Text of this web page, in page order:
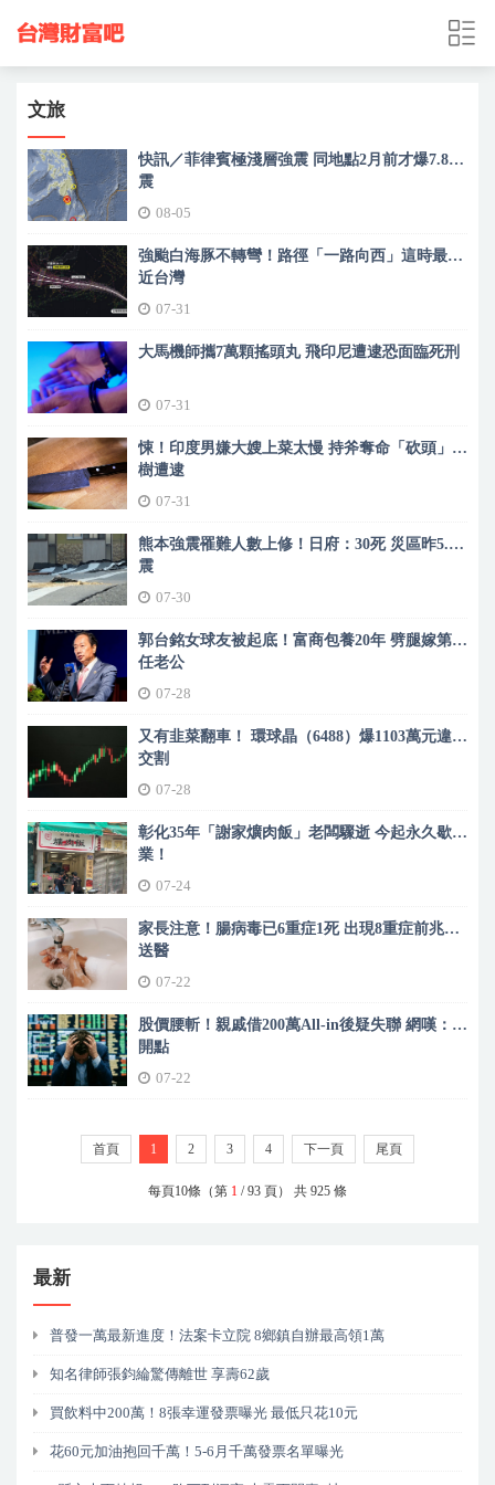
文旅
快訊／菲律賓極淺層強震 同地點2月前才爆7.8地
震
08-05
強颱白海豚不轉彎！路徑「一路向西」這時最靠
近台灣
07-31
大馬機師攜7萬顆搖頭丸 飛印尼遭逮恐面臨死刑
07-31
悚！印度男嫌大嫂上菜太慢 持斧奪命「砍頭」掛
樹遭逮
07-31
熊本強震罹難人數上修！日府：30死 災區昨5.8
震
07-30
郭台銘女球友被起底！富商包養20年 劈腿嫁第二
任老公
07-28
又有韭菜翻車！ 環球晶（6488）爆1103萬元違約
交割
07-28
彰化35年「謝家爌肉飯」老闆驟逝 今起永久歇
業！
07-24
家長注意！腸病毒已6重症1死 出現8重症前兆快
送醫
07-22
股價腰斬！親戚借200萬All-in後疑失聯 網嘆：看
開點
07-22
首頁 1 2 3 4 下一頁 尾頁
每頁10條（第 1 / 93 頁） 共 925 條
最新
普發一萬最新進度！法案卡立院 8鄉鎮自辦最高領1萬
知名律師張鈞綸驚傳離世 享壽62歲
買飲料中200萬！8張幸運發票曝光 最低只花10元
花60元加油抱回千萬！5-6月千萬發票名單曝光